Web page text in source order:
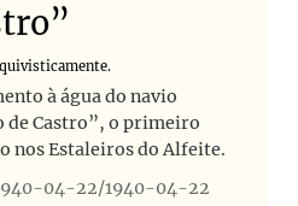
à água do navio
de Castro”, o primeiro
nos Estaleiros do Alfeite.
04-22/1940-04-22